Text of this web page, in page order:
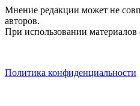
Мнение редакции может не
авторов.
При использовании материалов
Политика конфиденциальности